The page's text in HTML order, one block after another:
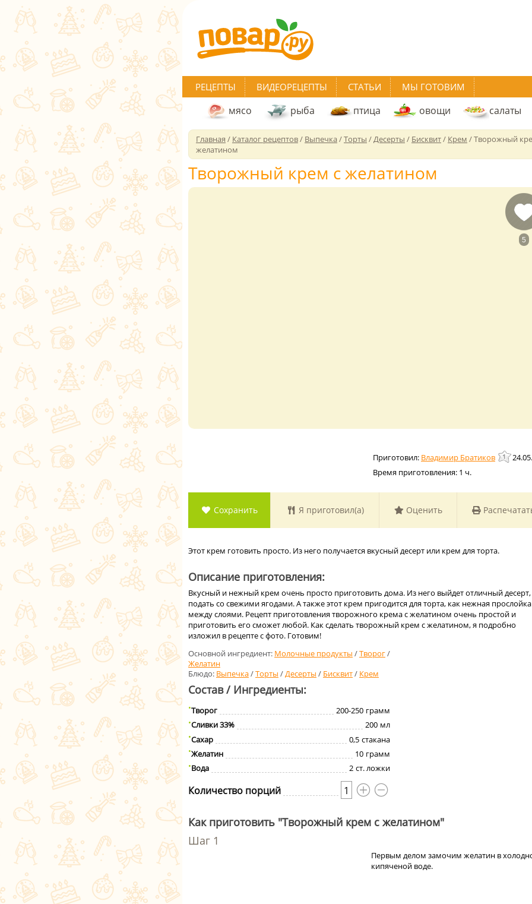
РЕЦЕПТЫ ВИДЕОРЕЦЕПТЫ СТАТЬИ МЫ ГОТОВИМ
мясо рыба птица овощи салаты
Главная / Каталог рецептов/ Выпечка/Торты /Десерты / Бисквит/ Крем /Творожный
желатином
Творожный крем с желатином
5
Владимир Братиков
Время приготовления: 1 ч.
Сохранить Я приготовил(а) Оценить
Этот крем готовить просто. Из него получается вкусный десерт или крем для торта.
Описание приготовления:
Вкусный и нежный крем очень просто приготовить дома. Из него выйдет отличный десерт,
подать со свежими ягодами. А также этот крем пригодится для торта, как нежная прослойка
между слоями. Рецепт приготовления творожного крема с желатином очень простой и
приготовить его сможет любой. Как сделать творожный крем с желатином, я подробно
изложил в рецепте с фото. Готовим!
Основной ингредиент: Молочные продукты /Творог/
Желатин
Блюдо: Выпечка/Торты /Десерты / Бисквит/ Крем
Состав / Ингредиенты:
Творог 200-250 грамм
Сливки 33%
200 мл
Сахар
0,5 стакана
Желатин
10 грамм
Вода
2 ст. ложки
Количество порций 1
Как приготовить "Творожный крем с желатином"
Первым делом замочим желатин в
кипяченой воде.